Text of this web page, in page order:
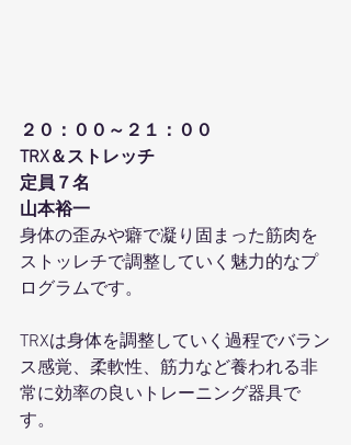
２０：００～２１：００
TRX＆ストレッチ
定員７名
山本裕一
身体の歪みや癖で凝り固まった筋肉を
ストッレチで調整していく魅力的なプ
ログラムです。
TRXは身体を調整していく過程でバラン
ス感覚、柔軟性、筋力など養われる非
常に効率の良いトレーニング器具で
す。